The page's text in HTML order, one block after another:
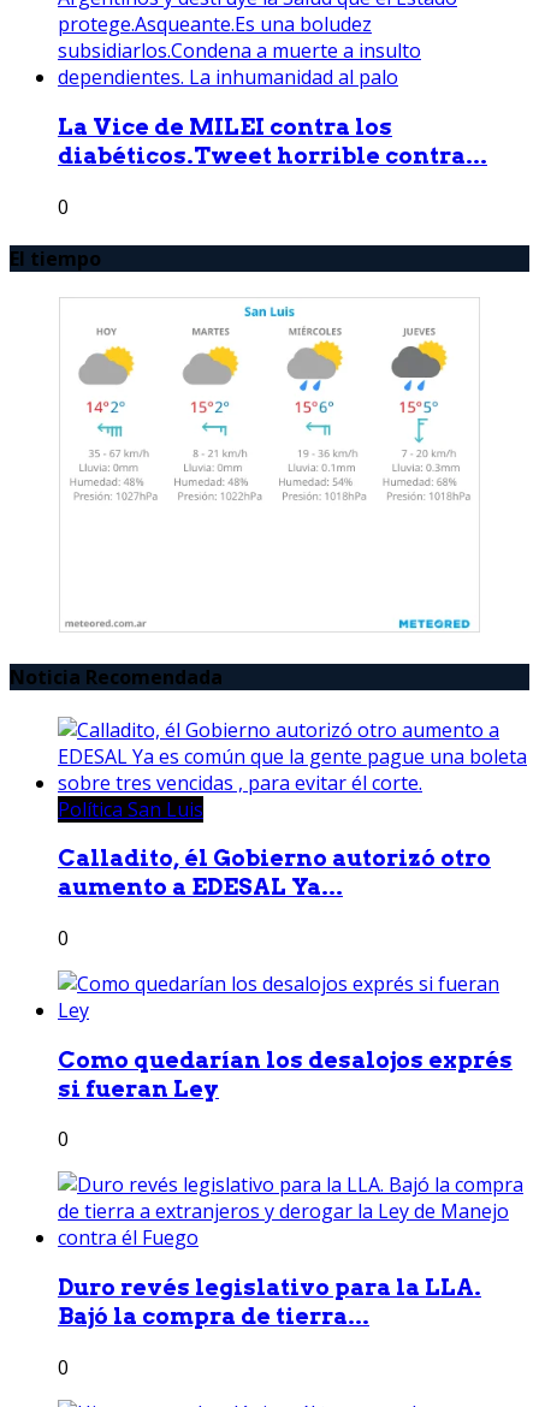
La Vice de MILEI contra los
diabéticos.Tweet horrible contra...
0
El tiempo
Noticia Recomendada
Política San Luis
Calladito, él Gobierno autorizó otro
aumento a EDESAL Ya...
0
Como quedarían los desalojos exprés
si fueran Ley
0
Duro revés legislativo para la LLA.
Bajó la compra de tierra...
0